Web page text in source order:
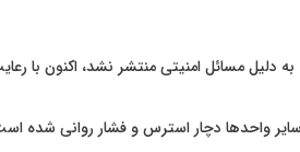
مسائل امنیتی منتشر نشد، اکنون با
واحدها دچار استرس و فشار روانی شده